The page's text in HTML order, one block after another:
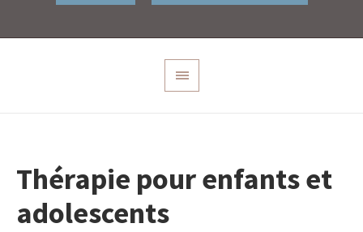
Thérapie pour enfants et
adolescents